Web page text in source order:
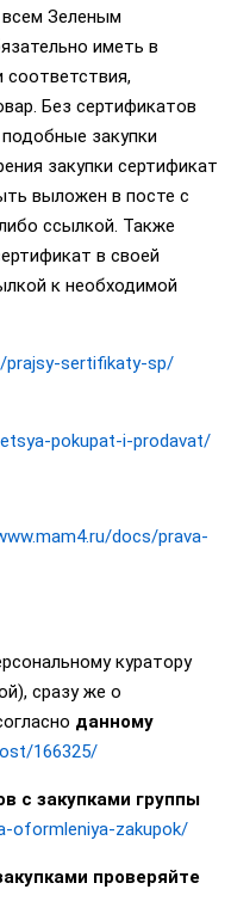
всем Зеленым
иметь в
соответствия,
Без сертификатов
закупки
закупки сертификат
выложен в посте с
ссылкой. Также
в своей
к необходимой
prajsy-sertifikaty-sp/
pokupat-i-prodavat/
docs/prava-
куратору
сразу же о
данному
166325/
с закупками группы
oformleniya-zakupok/
проверяйте